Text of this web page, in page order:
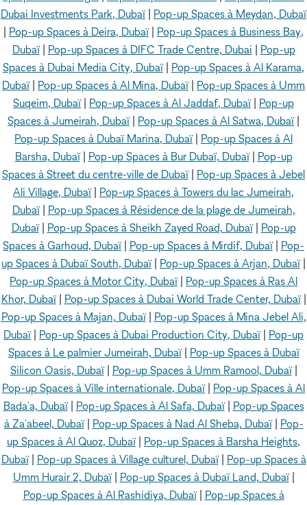
Dubai Investments Park, Dubaï| Pop-up Spaces à Meydan, Dubaï
Pop-up Spaces à Deira, Dubaï| Pop-up Spaces à Business Bay,
Dubaï| Pop-up Spaces à DIFC Trade Centre, Dubai
Pop-up
Spaces à Dubai Media City, Dubaï| Pop-up Spaces à Al Karama,
Dubaï| Pop-up Spaces à Al Mina, Dubaï| Pop-up Spaces à Umm
Suqeim, Dubaï| Pop-up Spaces à Al Jaddaf, Dubaï| Pop-up
Spaces à Jumeirah, Dubaï| Pop-up Spaces à Al Satwa, Dubaï|
Pop-up Spaces à Dubaï Marina, Dubaï| Pop-up Spaces à Al
Barsha, Dubaï| Pop-up Spaces à Bur Dubaï, Dubaï| Pop-up
Spaces à Street du centre-ville de Dubaï| Pop-up Spaces à Jebel
Ali Village, Dubaï| Pop-up Spaces à Towers du lac Jumeirah,
Dubaï| Pop-up Spaces à Résidence de la plage de Jumeirah,
Dubaï| Pop-up Spaces à Sheikh Zayed Road, Dubaï| Pop-up
Spaces à Garhoud, Dubaï| Pop-up Spaces à Mirdif, Dubaï| Pop-
up Spaces à Dubaï South, Dubaï| Pop-up Spaces à Arjan, Dubaï|
Pop-up Spaces à Motor City, Dubaï| Pop-up Spaces à Ras Al
Khor, Dubaï| Pop-up Spaces à Dubai World Trade Center, Dubaï|
Pop-up Spaces à Majan, Dubaï| Pop-up Spaces à Mina Jebel Ali,
Dubaï| Pop-up Spaces à Dubai Production City, Dubaï| Pop-up
Spaces à Le palmier Jumeirah, Dubaï| Pop-up Spaces à Dubaï
Silicon Oasis, Dubaï| Pop-up Spaces à Umm Ramool, Dubaï|
Pop-up Spaces à Ville internationale, Dubaï| Pop-up Spaces à Al
Bada'a, Dubaï| Pop-up Spaces à Al Safa, Dubaï| Pop-up Spaces
à Za'abeel, Dubaï| Pop-up Spaces à Nad Al Sheba, Dubaï| Pop-
up Spaces à Al Quoz, Dubaï| Pop-up Spaces à Barsha Heights,
Dubaï| Pop-up Spaces à Village culturel, Dubaï| Pop-up Spaces à
Umm Hurair 2, Dubaï| Pop-up Spaces à Dubaï Land, Dubaï|
Pop-up Spaces à Al Rashidiya, Dubaï| Pop-up Spaces à